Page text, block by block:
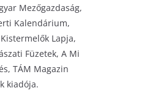
Mezőgazdaság,
Kalendárium,
Lapja,
Füzetek, A Mi
TÁM Magazin
kiadója.